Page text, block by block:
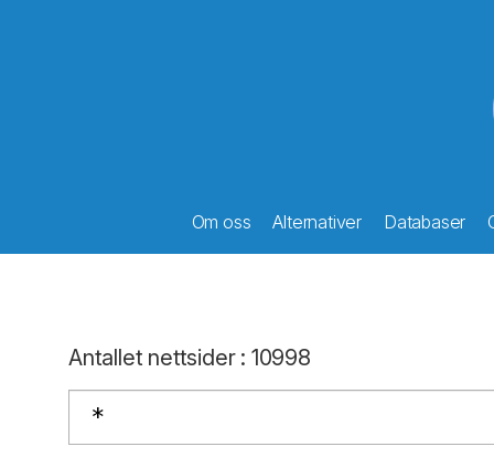
Om oss Alternativer Databaser
Antallet nettsider: 10998